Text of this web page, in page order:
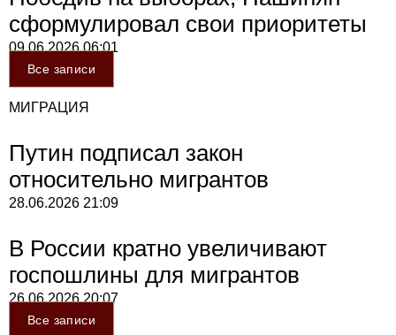
сформулировал свои приоритеты
09.06.202606:01
Все записи
МИГРАЦИЯ
Путин подписал закон
относительно мигрантов
28.06.2026 21:09
В России кратно увеличивают
госпошлины для мигрантов
26.06.202620:07
Все записи